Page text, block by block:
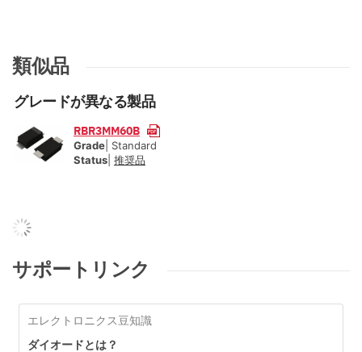
類似品
グレードが異なる製品
RBR3MM60B
Grade | Standard
Status 推奨品
サポートリンク
エレクトロニクス豆知識
ダイオードとは？